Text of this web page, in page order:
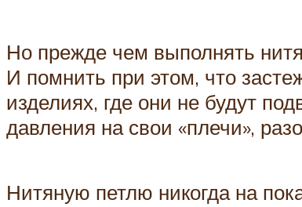
Но прежде чем выполнять
И помнить при этом, что
изделиях, где они не будут
давления на свои «плечи»,
Нитяную петлю никогда на